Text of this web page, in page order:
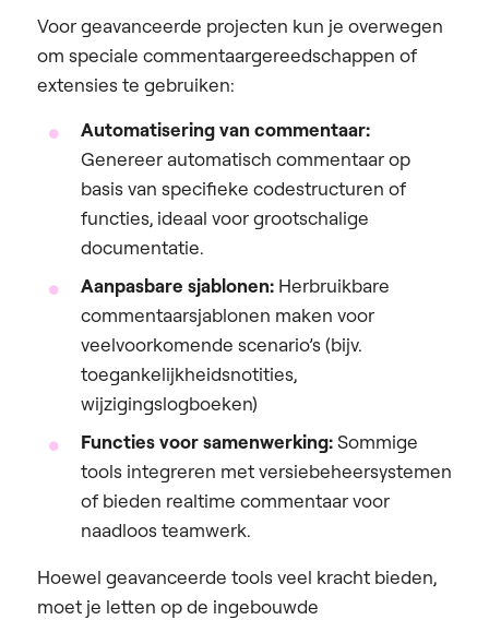
Voor geavanceerde projecten kun je overwegen
om speciale commentaargereedschappen of
extensies te gebruiken:
Automatisering van commentaar:
Genereer automatisch commentaar op
basis van specifieke codestructuren of
functies, ideaal voor grootschalige
documentatie.
Aanpasbare sjablonen: Herbruikbare
commentaarsjablonen maken voor
veelvoorkomende scenario’s (bijv.
toegankelijkheidsnotities,
wijzigingslogboeken)
Functies voor samenwerking:Sommige
tools integreren met versiebeheersystemen
of bieden realtime commentaar voor
naadloos teamwerk.
Hoewel geavanceerde tools veel kracht bieden,
moet je letten op de ingebouwde